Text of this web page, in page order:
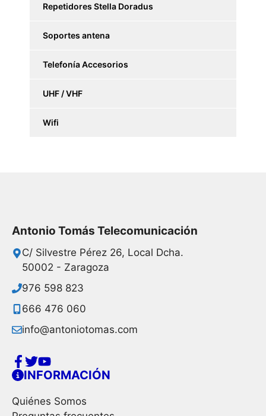
Repetidores Stella Doradus
Soportes antena
Telefonía Accesorios
UHF / VHF
Wifi
Antonio Tomás Telecomunicación
C/ Silvestre Pérez 26, Local Dcha.
50002 - Zaragoza
976 598 823
666 476 060
info@antoniotomas.com
INFORMACIÓN
Quiénes Somos